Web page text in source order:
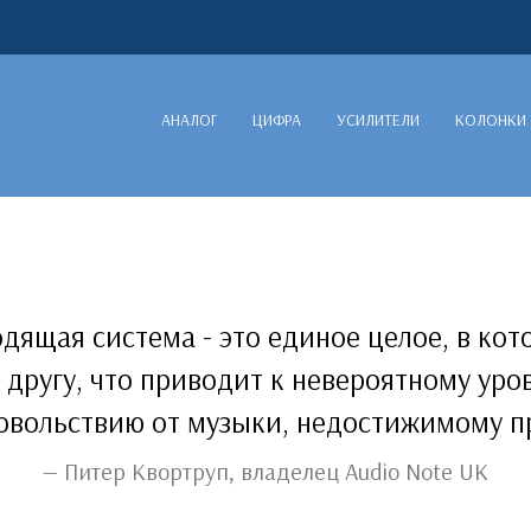
АНАЛОГ ЦИФРА УСИЛИТЕЛИ КОЛОНКИ
система - это единое целое, в
другу, что приводит к невероятному
от музыки, недостижимому
Питер Квортруп, владелец Audio Note UK